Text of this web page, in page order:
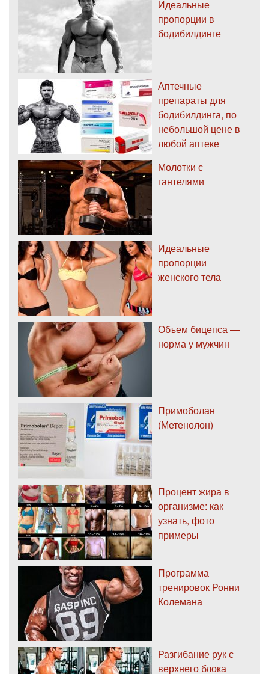
Идеальные
пропорции в
бодибилдинге
Аптечные
препараты для
бодибилдинга, по
небольшой цене в
любой аптеке
Молотки с
гантелями
Идеальные
пропорции
женского тела
Объем бицепса —
норма у мужчин
Примоболан
(Метенолон)
Процент жира в
организме: как
узнать, фото
примеры
Программа
тренировок Ронни
Колемана
Разгибание рук с
верхнего блока